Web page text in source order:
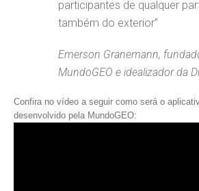
participantes de qualquer
também do exterior”
Emerson Granemann,
MundoGEO e idealizador da
Confira no vídeo a seguir como será o
desenvolvido pela MundoGEO: